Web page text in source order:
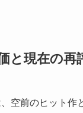
と現在の再
空前のヒット作